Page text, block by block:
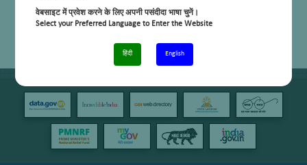
वेबसाइट में प्रवेश करने के लिए अपनी पसंदीदा भाषा चुनें।
Select your Preferred Language to Enter the Website
हिंदी English